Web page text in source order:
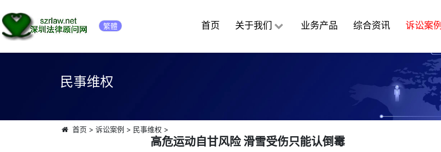
繁體 首页 关于我们 业务产品 综合资讯 诉讼案例
民事维权
首页 > 诉讼案例 > 民事维权 >
高危运动自甘风险 滑雪受伤只能认倒霉